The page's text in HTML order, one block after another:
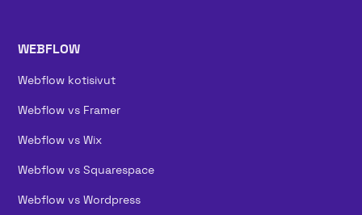
WEBFLOW
Webflow kotisivut
Webflow vs Framer
Webflow vs Wix
Webflow vs Squarespace
Webflow vs Wordpress